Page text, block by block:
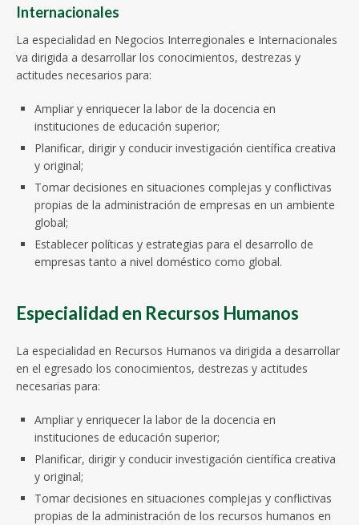
Internacionales
La especialidad en Negocios Interregionales e Internacionales
va dirigida a desarrollar los conocimientos, destrezas y
actitudes necesarios para:
Ampliar y enriquecer la labor de la docencia en
instituciones de educación superior;
Planificar, dirigir y conducir investigación científica creativa
y original;
Tomar decisiones en situaciones complejas y conflictivas
propias de la administración de empresas en un ambiente
global;
Establecer políticas y estrategias para el desarrollo de
empresas tanto a nivel doméstico como global.
Especialidad en Recursos Humanos
La especialidad en Recursos Humanos va dirigida a desarrollar
en el egresado los conocimientos, destrezas y actitudes
necesarias para:
Ampliar y enriquecer la labor de la docencia en
instituciones de educación superior;
Planificar, dirigir y conducir investigación científica creativa
y original;
Tomar decisiones en situaciones complejas y conflictivas
propias de la administración de los recursos humanos en